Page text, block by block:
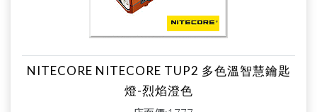
NITECORE NITECORE TUP2 多色溫智慧鑰匙
燈-烈焰澄色